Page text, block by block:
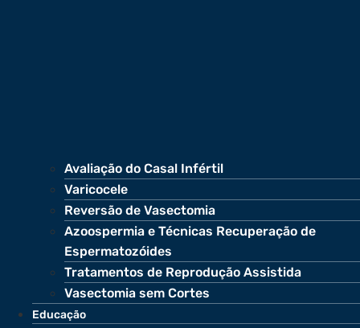
Avaliação do Casal Infértil
Varicocele
Reversão de Vasectomia
Azoospermia e Técnicas Recuperação de
Espermatozóides
Tratamentos de Reprodução Assistida
Vasectomia sem Cortes
Educação